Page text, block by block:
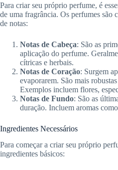
Para criar seu próprio perfume, é
de uma fragrância. Os perfumes são
de notas:
Notas de Cabeça: São as
aplicação do perfume.
cítricas e herbais.
Notas de Coração: Surgem
evaporarem. São mais
Exemplos incluem flores,
Notas de Fundo: São as
duração. Incluem aromas
Ingredientes Necessários
Para começar a criar seu próprio
ingredientes básicos: